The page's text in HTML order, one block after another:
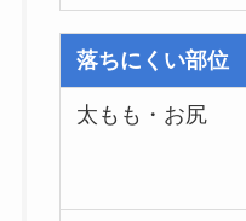
落ちにくい部位
太もも・お尻